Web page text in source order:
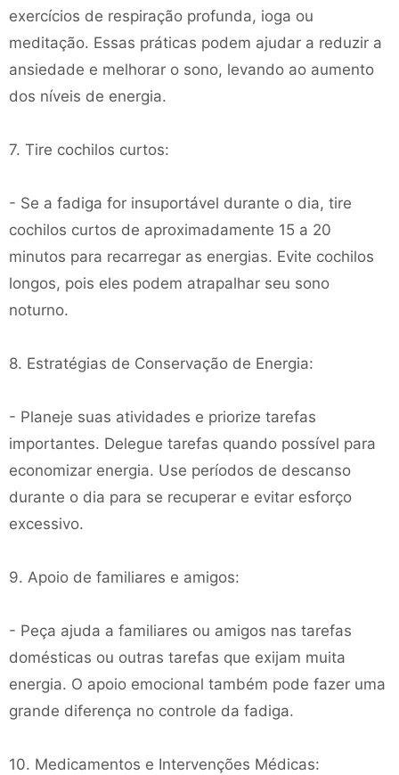
exercícios de respiração profunda, ioga ou
meditação. Essas práticas podem ajudar a reduzir a
ansiedade e melhorar o sono, levando ao aumento
dos níveis de energia.
7. Tire cochilos curtos:
- Se a fadiga for insuportável durante o dia, tire
cochilos curtos de aproximadamente 15 a 20
minutos para recarregar as energias. Evite cochilos
longos, pois eles podem atrapalhar seu sono
noturno.
8. Estratégias de Conservação de Energia:
- Planeje suas atividades e priorize tarefas
importantes. Delegue tarefas quando possível para
economizar energia. Use períodos de descanso
durante o dia para se recuperar e evitar esforço
excessivo.
9. Apoio de familiares e amigos:
- Peça ajuda a familiares ou amigos nas tarefas
domésticas ou outras tarefas que exijam muita
energia. O apoio emocional também pode fazer uma
grande diferença no controle da fadiga.
10. Medicamentos e Intervenções Médicas: